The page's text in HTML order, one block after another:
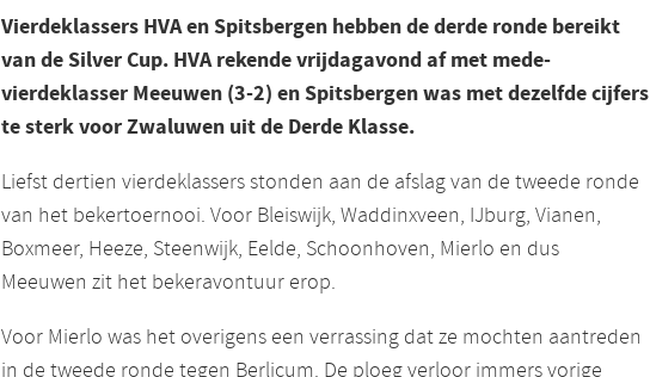
Vierdeklassers HVA en Spitsbergen hebben de derde ronde bereikt
van de Silver Cup. HVA rekende vrijdagavond af met mede-
vierdeklasser Meeuwen (3-2) en Spitsbergen was met dezelfde cijfers
te sterk voor Zwaluwen uit de Derde Klasse.
Liefst dertien vierdeklassers stonden aan de afslag van de tweede ronde
van het bekertoernooi. Voor Bleiswijk, Waddinxveen, IJburg, Vianen,
Boxmeer, Heeze, Steenwijk, Eelde, Schoonhoven, Mierlo en dus
Meeuwen zit het bekeravontuur erop.
Voor Mierlo was het overigens een verrassing dat ze mochten aantreden